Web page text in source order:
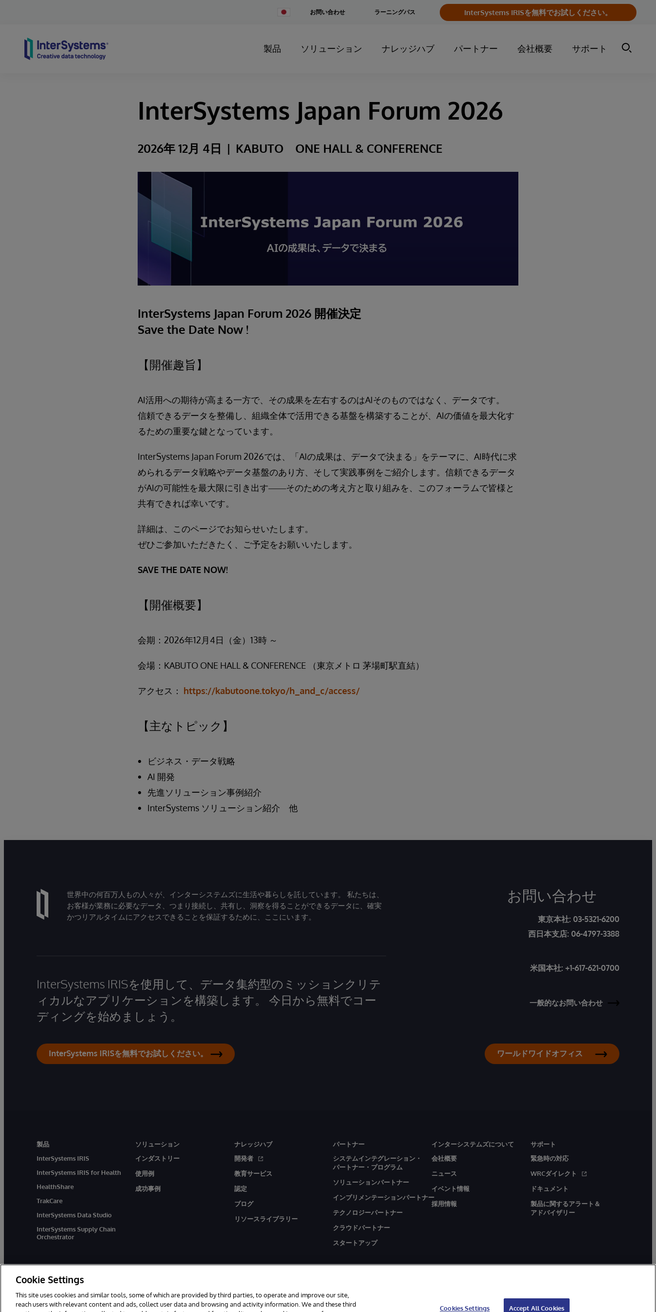
Change
お問い合わせ InterSystems IRISを無料でお試しください。
ラーニングパス
製品 ソリューション ナレッジハブ パートナー 会社概要 サポート
InterSystems Japan Forum 2026
2026年 12月 4日 KABUTO ONE HALL & CONFERENCE
InterSystems Japan Forum 2026 開催決定
Save the Date Now !
【開催趣旨】
AI活用への期待が高まる一方で、その成果を左右するのはAIそのものではなく、データです。
信頼できるデータを整備し、組織全体で活用できる基盤を構築することが、AIの価値を最大化す
るための重要な鍵となっています。
InterSystems Japan Forum 2026では、「AIの成果は、データで決まる」をテーマに、AI時代に求
められるデータ戦略やデータ基盤のあり方、そして実践事例をご紹介します。信頼できるデータ
がAIの可能性を最大限に引き出す――そのための考え方と取り組みを、このフォーラムで皆様と
共有できれば幸いです。
詳細は、このページでお知らせいたします。
ぜひご参加いただきたく、ご予定をお願いいたします。
SAVE THE DATE NOW!
【開催概要】
会期：2026年12月4日（金）13時 ～
会場：KABUTO ONE HALL & CONFERENCE （東京メトロ 茅場町駅直結）
アクセス： https://kabutoone.tokyo/h_and_c/access/
【主なトピック】
ビジネス・データ戦略
AI 開発
先進ソリューション事例紹介
InterSystems ソリューション紹介 他
世界中の何百万人もの人々が、インターシステムズに生活や暮らしを託しています。 私たちは、
お客様が業務に必要なデータ、つまり接続し、共有し、洞察を得ることができるデータに、確実
かつリアルタイムにアクセスできることを保証するために、ここにいます。
InterSystems IRISを使用して、データ集約型のミッションクリテ
ィカルなアプリケーションを構築します。 今日から無料でコー
ディングを始めましょう。
InterSystems IRISを無料でお試しください。
お問い合わせ
東京本社: 03-5321-6200
西日本支店: 06-4797-3388
米国本社: +1-617-621-0700
一般的なお問い合わせ
ワールドワイドオフィス
製品
InterSystems IRIS
InterSystems IRIS for Health
HealthShare
TrakCare
InterSystems Data Studio
InterSystems Supply Chain
Orchestrator
ソリューション
インダストリー
使用例
成功事例
ナレッジハブ
開発者
教育サービス
認定
ブログ
リソースライブラリー
パートナー
システムインテグレーション・
パートナー・プログラム
ソリューションパートナー
インプリメンテーションパートナー
テクノロジーパートナー
クラウドパートナー
スタートアップ
インターシステムズについて
会社概要
ニュース
イベント情報
採用情報
サポート
緊急時の対応
WRCダイレクト
ドキュメント
製品に関するアラート＆
アドバイザリー
Cookie Settings
This site uses cookies and similar tools, some of which are provided by third parties, to operate and improve our site,
reach users with relevant content and ads, collect user data and browsing and activity information. We and these third
Cookies Settings Accept All Cookies